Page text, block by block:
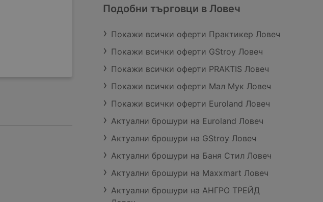
Подобни търговци в Ловеч
Покажи всички оферти Практикер Ловеч
Покажи всички оферти GStroy Ловеч
Покажи всички оферти PRAKTIS Ловеч
Покажи всички оферти Мал Мук Ловеч
Покажи всички оферти Euroland Ловеч
Актуални брошури на Euroland Ловеч
Актуални брошури на GStroy Ловеч
Актуални брошури на Баня Стил Ловеч
Актуални брошури на Maxxmart Ловеч
Актуални брошури на АНГРО ТРЕЙД